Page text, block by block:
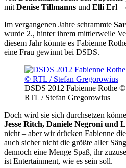
mit Denise Tillmanns und Elli Erl –
Im vergangenen Jahre schrammte
wurde 2., hinter ihrem mittlerweile
diesem Jahr könnte es Fabienne
eine Frau gewinnt bei DSDS.
DSDS 2012 Fabienne Rothe ©
RTL / Stefan Gregorowius
Doch wird sie sich durchsetzen
Jesse Ritch, Daniele Negroni und
nicht – aber wir drücken Fabienne
auch sicher nicht die größte aller
dennoch eine Menge Spaß, ihr
ist Entertainment, wie es sein soll.